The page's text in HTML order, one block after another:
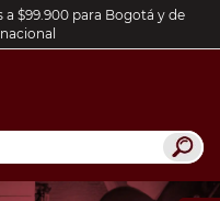
$99.900 para Bogotá y de